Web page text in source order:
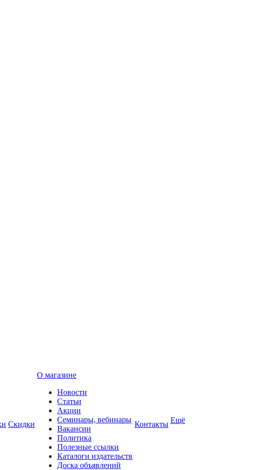
Скидки
О магазине
Новости
Статьи
Акции
Семинары, вебинары
Вакансии
Политика
Полезные ссылки
Каталоги издательств
Доска объявлений
Контакты Ещё